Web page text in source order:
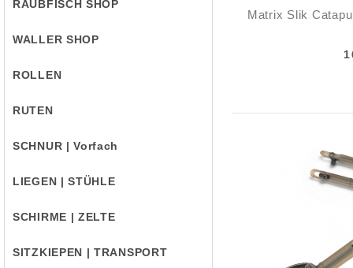
RAUBFISCH SHOP
WALLER SHOP
ROLLEN
RUTEN
SCHNUR | Vorfach
LIEGEN | STÜHLE
SCHIRME | ZELTE
SITZKIEPEN | TRANSPORT
Matrix Slik